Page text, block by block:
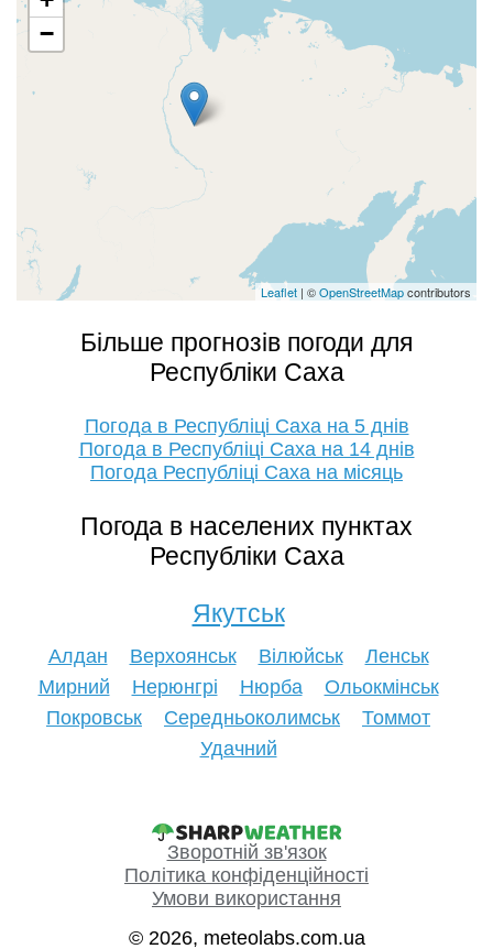
−
Leaflet | ©OpenStreetMapcontributors
Більше прогнозів погоди для
Республіки Саха
Погода в Республіці Саха на 5 днів
Погода в Республіці Саха на 14 днів
Погода Республіці Саха на місяць
Погода в населених пунктах
Республіки Саха
Якутськ
Алдан Верхоянськ Вілюйськ
Ленськ
Мирний
Нерюнгрі Нюрба
Ольокмінськ
Покровськ
Середньоколимськ
Томмот
Удачний
Зворотній зв'язок
Політика конфіденційності
Умови використання
© 2026, meteolabs.com.ua